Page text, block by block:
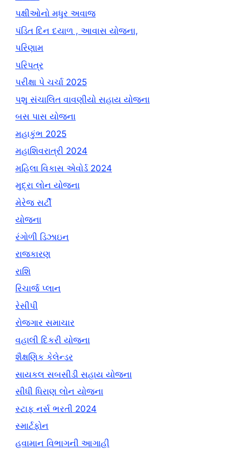
પક્ષીઓનો મધુર અવાજ
પંડિત દિન દયાળ , આવાસ યોજના,
પરિણામ
પરિપત્ર
પરીક્ષા પે ચર્ચા 2025
પશુ સંચાલિત વાવણીયો સહાય યોજના
બસ પાસ યોજના
મહાકુંભ 2025
મહાશિવરાત્રી 2024
મહિલા વિકાસ એવોર્ડ 2024
મુદ્રા લોન યોજના
મેરેજ સર્ટી
યોજના
રંગોળી ડિઝાઇન
રાજકારણ
રાશિ
રિચાર્જ પ્લાન
રેસીપી
રોજગાર સમાચાર
વહાલી દિકરી યોજના
શૈક્ષણિક કેલેન્ડર
સાયકલ સબસીડી સહાય યોજના
સીધી ધિરાણ લોન યોજના
સ્ટાફ નર્સ ભરતી 2024
સ્માર્ટફોન
હવામાન વિભાગની આગાહી